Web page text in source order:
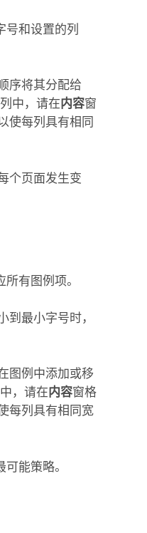
号和设置的列
序将其分配给
中，请在内容窗
使每列具有相同
个页面发生变
有图例项。
最小字号时，
图例中添加或移
，请在内容窗格
每列具有相同宽
能策略。